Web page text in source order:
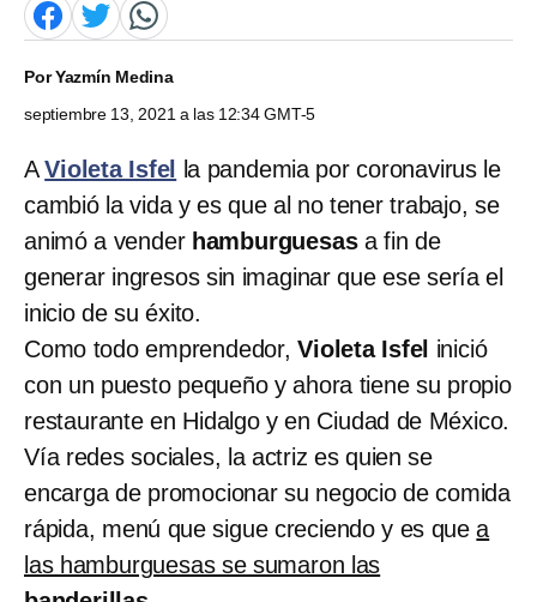
PorYazmín Medina
septiembre 13, 2021 a las 12:34 GMT-5
AVioleta Isfel
la pandemia por coronavirus le
cambió la vida y es que al no tener trabajo, se
animó a vender hamburguesasa fin de
generar ingresos sin imaginar que ese sería el
inicio de su éxito.
Como todo emprendedor,Violeta Isfel inició
con un puesto pequeño y ahora tiene su propio
restaurante en Hidalgo y en Ciudad de México.
Vía redes sociales, la actriz es quien se
encarga de promocionar su negocio de comida
rápida, menú que sigue creciendo y es quea
las hamburguesas se sumaron las